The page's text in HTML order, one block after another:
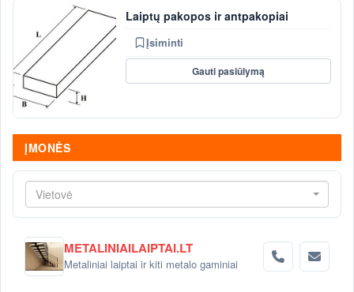
Laiptų pakopos ir antpakopiai
Įsiminti
Gauti pasiūlymą
ĮMONĖS
Vietovė
METALINIAILAIPTAI.LT
Metaliniai laiptai ir kiti metalo gaminiai